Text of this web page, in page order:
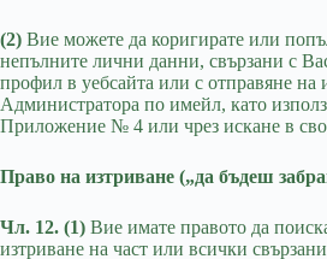
(2) Вие можете да коригирате или
непълните лични данни, свързани с
профил в уебсайта или с отправяне на
Администратора по имейл, като
Приложение № 4 или чрез искане в
Право на изтриване („да бъдеш
Чл. 12. (1) Вие имате правото да
изтриване на част или всички